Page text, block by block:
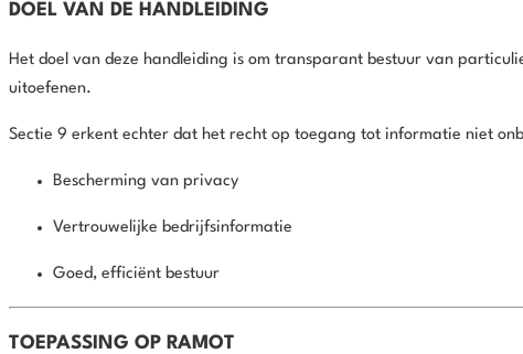
DOEL VAN DE HANDLEIDING
Het doel van deze handleiding is om transparant bestuur van
uitoefenen.
Sectie 9 erkent echter dat het recht op toegang tot informatie niet
Bescherming van privacy
Vertrouwelijke bedrijfsinformatie
Goed, efficiënt bestuur
TOEPASSING OP RAMOT